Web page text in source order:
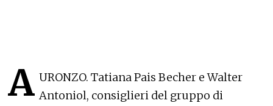
A URONZO. Tatiana Pais Becher e Walter
Antoniol, consiglieri del gruppo di